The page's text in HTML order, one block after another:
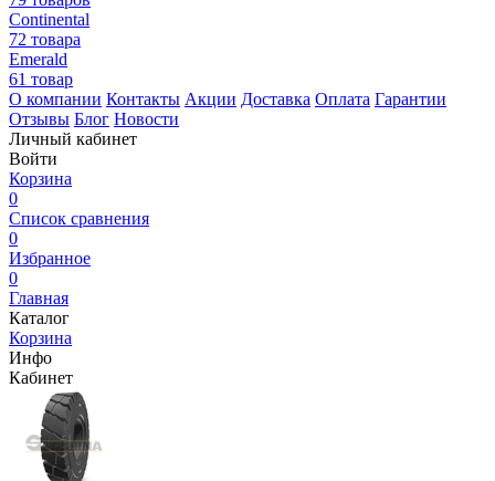
Continental
72 товара
Emerald
61 товар
О компании Контакты Акции Доставка Оплата Гарантии
Отзывы Блог Новости
Личный кабинет
Войти
Корзина
0
Список сравнения
0
Избранное
0
Главная
Каталог
Корзина
Инфо
Кабинет